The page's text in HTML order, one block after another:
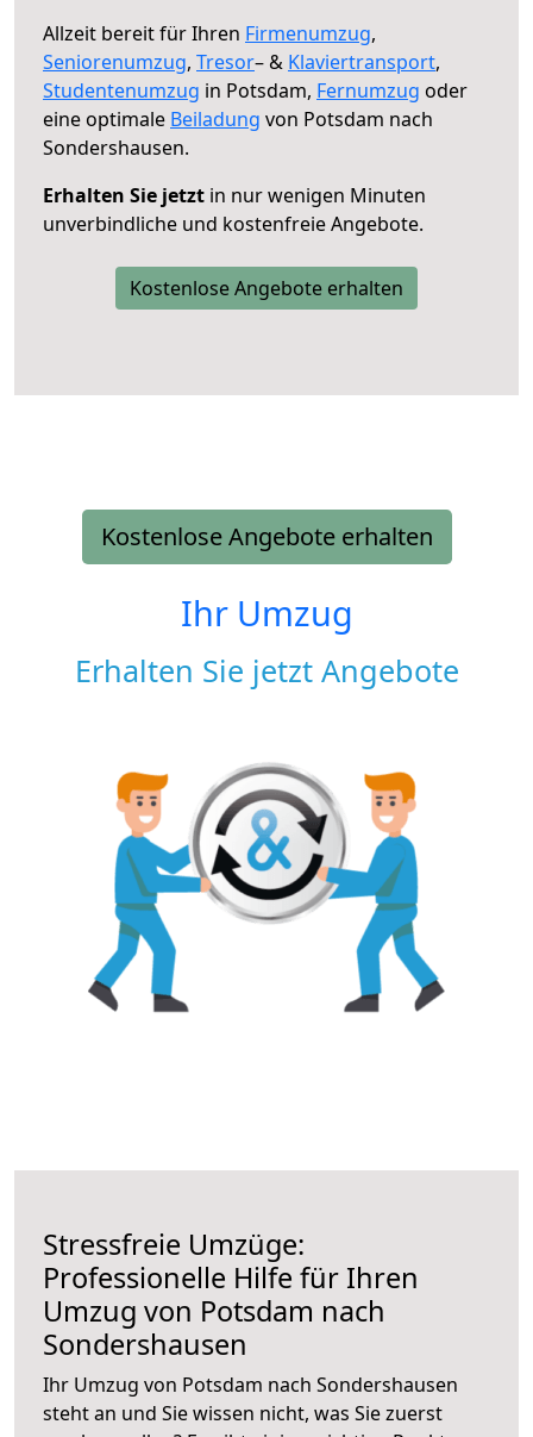
Allzeit bereit für Ihren Firmenumzug,
Seniorenumzug, Tresor– & Klaviertransport,
Studentenumzug in Potsdam, Fernumzug oder
eine optimale Beiladung von Potsdam nach
Sondershausen.
Erhalten Sie jetzt in nur wenigen Minuten
unverbindliche und kostenfreie Angebote.
Kostenlose Angebote erhalten
Kostenlose Angebote erhalten
Ihr Umzug
Erhalten Sie jetzt Angebote
Stressfreie Umzüge:
Professionelle Hilfe für Ihren
Umzug von Potsdam nach
Sondershausen
Ihr Umzug von Potsdam nach Sondershausen
steht an und Sie wissen nicht, was Sie zuerst